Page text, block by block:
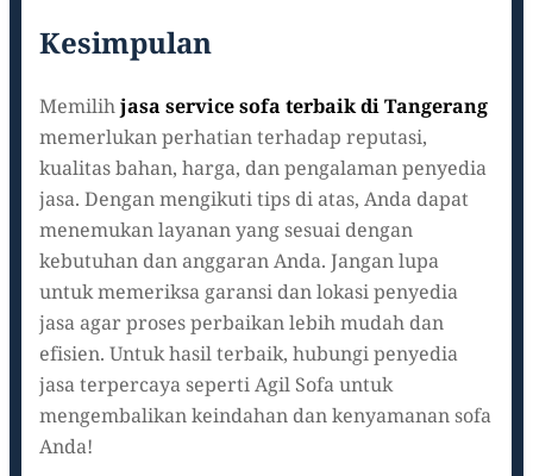
Kesimpulan
Memilihjasa service sofa terbaik di Tangerang
memerlukan perhatian terhadap reputasi,
kualitas bahan, harga, dan pengalaman penyedia
jasa. Dengan mengikuti tips di atas, Anda dapat
menemukan layanan yang sesuai dengan
kebutuhan dan anggaran Anda. Jangan lupa
untuk memeriksa garansi dan lokasi penyedia
jasa agar proses perbaikan lebih mudah dan
efisien. Untuk hasil terbaik, hubungi penyedia
jasa terpercaya seperti Agil Sofa untuk
mengembalikan keindahan dan kenyamanan sofa
Anda!